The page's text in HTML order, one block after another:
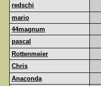
redschi
mario
44magnum
pascal
Rottenmeier
Chris
Anaconda